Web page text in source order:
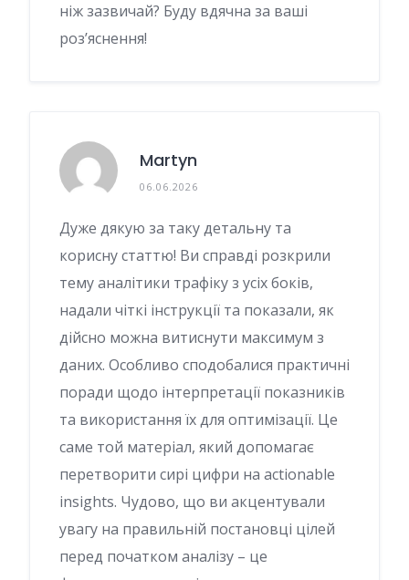
ніж зазвичай? Буду вдячна за ваші
роз’яснення!
Martyn
06.06.2026
Дуже дякую за таку детальну та
корисну статтю! Ви справді розкрили
тему аналітики трафіку з усіх боків,
надали чіткі інструкції та показали, як
дійсно можна витиснути максимум з
даних. Особливо сподобалися практичні
поради щодо інтерпретації показників
та використання їх для оптимізації. Це
саме той матеріал, який допомагає
перетворити сирі цифри на actionable
insights. Чудово, що ви акцентували
увагу на правильній постановці цілей
перед початком аналізу – це